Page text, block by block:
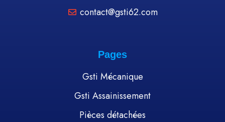
contact@gsti62.com
Pages
Gsti Mécanique
Gsti Assainissement
Pièces détachées